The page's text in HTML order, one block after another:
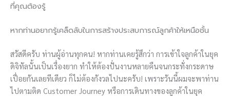
ที่คุณต้องรู้
หากท่านอยากรู้เคล็ดลับในการสร้างประสบการณ์ลูกค้าให้เหนือชั้น
สวัสดีครับ ท่านผู้อ่านทุกคน! หากท่านเคยรู้สึกว่า การเข้าใจลูกค้าในยุค
ดิจิทัลนั้นเป็นเรื่องยาก ทำให้ต้องปั่นงานหลายคืนจนกระทั่งกระดาษ
เปื่อยกันเลยทีเดียว ก็ไม่ต้องกังวลไปนะครับ! เพราะวันนี้ผมจะพาท่าน
ไปตามติด Customer Journey หรือการเดินทางของลูกค้าในยุค